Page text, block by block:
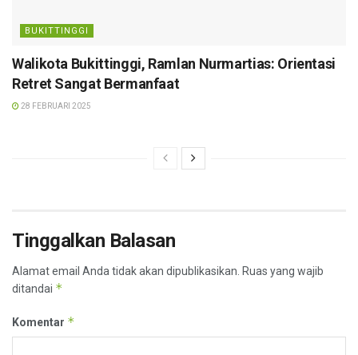
BUKITTINGGI
Walikota Bukittinggi, Ramlan Nurmartias: Orientasi
Retret Sangat Bermanfaat
28 FEBRUARI 2025
Tinggalkan Balasan
Alamat email Anda tidak akan dipublikasikan. Ruas yang wajib
ditandai *
Komentar *